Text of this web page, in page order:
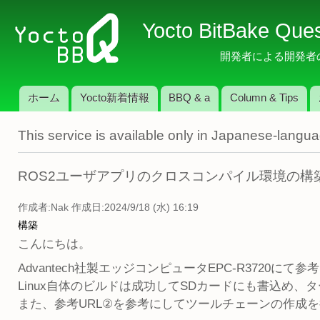
イ
コ
テ
ツ
に
移
Yocto BitBake
開発者による開発
メインメニュー
ホーム Yocto新着情報 BBQ & a Column & Tips
This service is available only in Japanese-
ROS2ユーザアプリのクロスコンパイル環境の構
作成者: Nak 作成日:2024/9/18 (水) 16:19
構築
こんにちは。
Advantech社製エッジコンピュータEPC-R3720にて参
Linux自体のビルドは成功してSDカードにも書込め、
また、参考URL②を参考にしてツールチェーンの作成